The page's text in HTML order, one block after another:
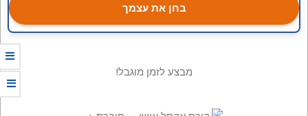
בחן את עצמך
מבצע לזמן מוגבל!